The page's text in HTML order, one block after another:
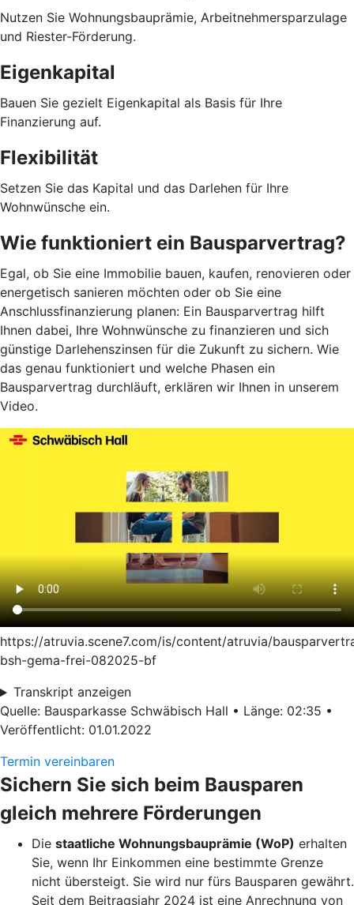
Nutzen Sie Wohnungsbauprämie, Arbeitnehmersparzulage
und Riester-Förderung.
Eigenkapital
Bauen Sie gezielt Eigenkapital als Basis für Ihre
Finanzierung auf.
Flexibilität
Setzen Sie das Kapital und das Darlehen für Ihre
Wohnwünsche ein.
Wie funktioniert ein Bausparvertrag?
Egal, ob Sie eine Immobilie bauen, kaufen, renovieren oder
energetisch sanieren möchten oder ob Sie eine
Anschlussfinanzierung planen: Ein Bausparvertrag hilft
Ihnen dabei, Ihre Wohnwünsche zu finanzieren und sich
günstige Darlehenszinsen für die Zukunft zu sichern. Wie
das genau funktioniert und welche Phasen ein
Bausparvertrag durchläuft, erklären wir Ihnen in unserem
Video.
https://atruvia.scene7.com/is/content/atruvia/
bsh-gema-frei-082025-bf
Transkript anzeigen
Quelle: Bausparkasse Schwäbisch Hall • Länge: 02:35 •
Veröffentlicht: 01.01.2022
Termin vereinbaren
Sichern Sie sich beim Bausparen
gleich mehrere Förderungen
Die staatliche Wohnungsbauprämie (WoP) erhalten
Sie, wenn Ihr Einkommen eine bestimmte Grenze
nicht übersteigt. Sie wird nur fürs Bausparen gewährt.
Seit dem Beitragsjahr 2024 ist eine Anrechnung von